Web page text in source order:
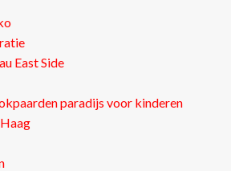
East Side
paradijs voor kinderen